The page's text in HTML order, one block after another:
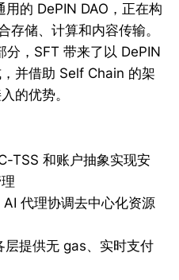
的 DePIN DAO，正在构
存储、计算和内容传输。
，SFT 带来了以 DePIN
并借助 Self Chain 的架
的优势。
TSS 和账户抽象实现安
代理协调去中心化资源
层提供无 gas、实时支付